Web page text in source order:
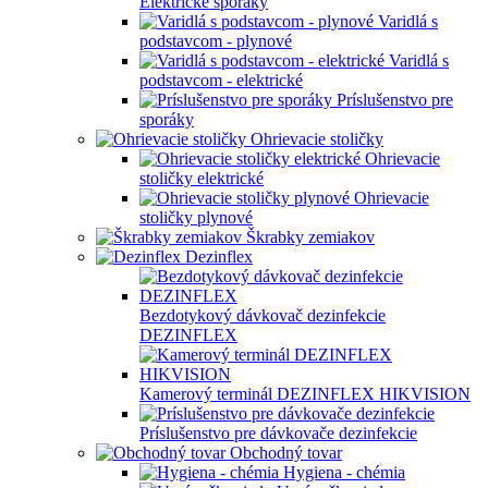
Varidlá s
podstavcom - plynové
Varidlá s
podstavcom - elektrické
Príslušenstvo pre
sporáky
Ohrievacie stoličky
Ohrievacie
stoličky elektrické
Ohrievacie
stoličky plynové
Škrabky zemiakov
Dezinflex
Bezdotykový dávkovač dezinfekcie
DEZINFLEX
Kamerový terminál DEZINFLEX HIKVISION
Príslušenstvo pre dávkovače dezinfekcie
Obchodný tovar
Hygiena - chémia